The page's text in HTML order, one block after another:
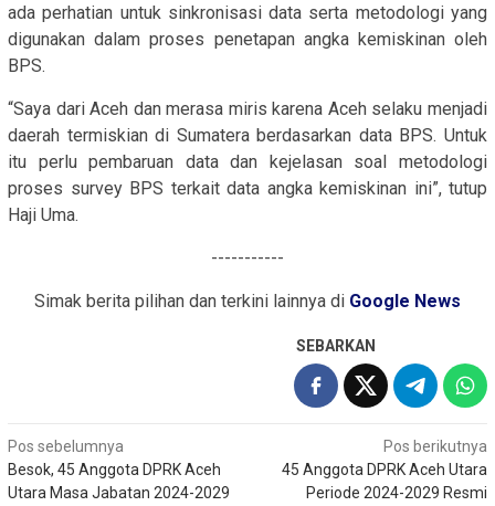
ada perhatian untuk sinkronisasi data serta metodologi yang
digunakan dalam proses penetapan angka kemiskinan oleh
BPS.
“Saya dari Aceh dan merasa miris karena Aceh selaku menjadi
daerah termiskian di Sumatera berdasarkan data BPS. Untuk
itu perlu pembaruan data dan kejelasan soal metodologi
proses survey BPS terkait data angka kemiskinan ini”, tutup
Haji Uma.
-----------
Simak berita pilihan dan terkini lainnya di Google News
SEBARKAN
Navigasi
pos
Pos sebelumnya
Besok, 45 Anggota DPRK Aceh
Utara Masa Jabatan 2024-2029
Pos berikutnya
45 Anggota DPRK Aceh Utara
Periode 2024-2029 Resmi